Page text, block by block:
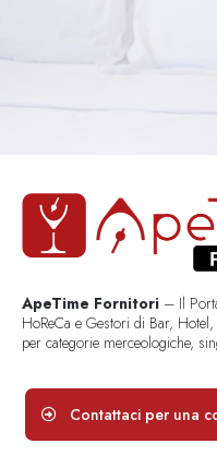
ApeTime Fornitori – Il
HoReCa e Gestori di Bar,
per categorie merceologiche,
Contattaci per una